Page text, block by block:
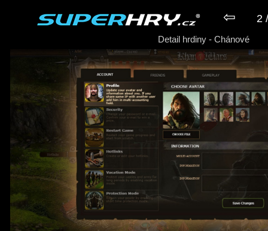
⇦ 2
► Hra Chánové
Detail hrdiny - Chánové